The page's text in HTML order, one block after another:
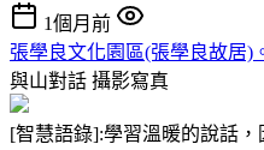
1個月前
張學良文化園區(張學良故居)
與山對話 攝影寫真
[智慧語錄]:學習溫暖的說話